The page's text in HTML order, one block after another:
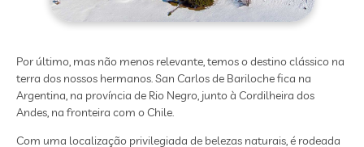
Por último, mas não menos relevante, temos o destino clássico na
terra dos nossos hermanos. San Carlos de Bariloche fica na
Argentina, na província de Rio Negro, junto à Cordilheira dos
Andes, na fronteira com o Chile.
Com uma localização privilegiada de belezas naturais, é rodeada